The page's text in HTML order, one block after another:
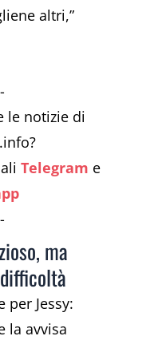
altri,”
le notizie di
Telegram e
ma
per Jessy:
la avvisa